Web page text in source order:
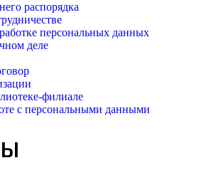
распорядка
персональных данных
деле
филиале
с персональными данными